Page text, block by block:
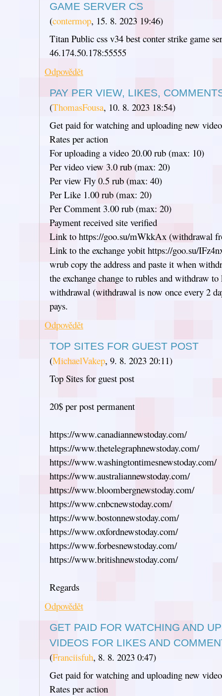
GAME SERVER CS
(contermop, 15. 8. 2023 19:46)
Titan Public css v34 best conter strike game
46.174.50.178:55555
Odpovědět
PAY PER VIEW, LIKES,
(ThomasFousa, 10. 8. 2023 18:54)
Get paid for watching and uploading new
Rates per action
For uploading a video 20.00 rub (max: 10)
Per video view 3.0 rub (max: 20)
Per view Fly 0.5 rub (max: 40)
Per Like 1.00 rub (max: 20)
Per Comment 3.00 rub (max: 20)
Payment received site verified
Link to https://goo.su/mWkkAx (withdrawal
Link to the exchange yobit https://goo.su/
wrub copy the address and paste it when
the exchange change to rubles and withdraw
withdrawal (withdrawal is now once every 2
pays.
Odpovědět
TOP SITES FOR GUEST POST
(MichaelVakep, 9. 8. 2023 20:11)
Top Sites for guest post
20$ per post permanent
https://www.canadiannewstoday.com/
https://www.thetelegraphnewstoday.com/
https://www.washingtontimesnewstoday.com/
https://www.australiannewstoday.com/
https://www.bloombergnewstoday.com/
https://www.cnbcnewstoday.com/
https://www.bostonnewstoday.com/
https://www.oxfordnewstoday.com/
https://www.forbesnewstoday.com/
https://www.britishnewstoday.com/
Regards
Odpovědět
GET PAID FOR WATCHING AND
VIDEOS FOR LIKES AND
(Franciisfuh, 8. 8. 2023 0:47)
Get paid for watching and uploading new
Rates per action